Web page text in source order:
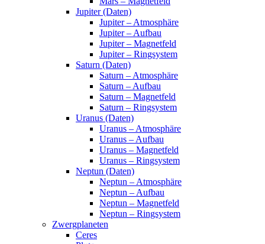
Jupiter (Daten)
Jupiter – Atmosphäre
Jupiter – Aufbau
Jupiter – Magnetfeld
Jupiter – Ringsystem
Saturn (Daten)
Saturn – Atmosphäre
Saturn – Aufbau
Saturn – Magnetfeld
Saturn – Ringsystem
Uranus (Daten)
Uranus – Atmosphäre
Uranus – Aufbau
Uranus – Magnetfeld
Uranus – Ringsystem
Neptun (Daten)
Neptun – Atmosphäre
Neptun – Aufbau
Neptun – Magnetfeld
Neptun – Ringsystem
Zwergplaneten
Ceres